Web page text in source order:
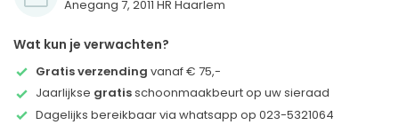
Anegang 7, 2011 HR Haarlem
Wat kun je verwachten?
Gratis verzending vanaf € 75,-
Jaarlijkse gratisschoonmaakbeurt op uw sieraad
Dagelijks bereikbaar via whatsapp op 023-5321064